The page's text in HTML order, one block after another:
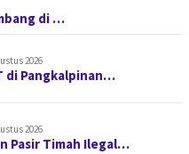
di …
2026
di Pangkalpinan…
2026
Pasir Timah Ilegal…